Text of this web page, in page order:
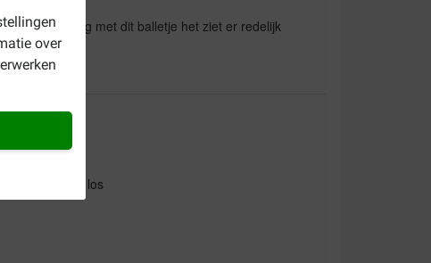
over
heel graag met dit balletje het ziet er redelijk
komt snel los